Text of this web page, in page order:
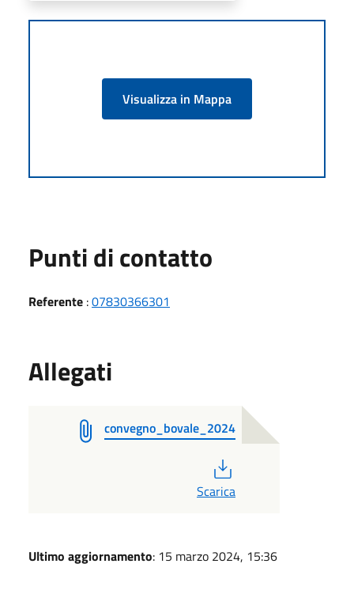
Visualizza in Mappa
Punti di contatto
Referente :07830366301
Allegati
convegno_bovale_2024
Scarica
Ultimo aggiornamento: 15 marzo 2024, 15:36